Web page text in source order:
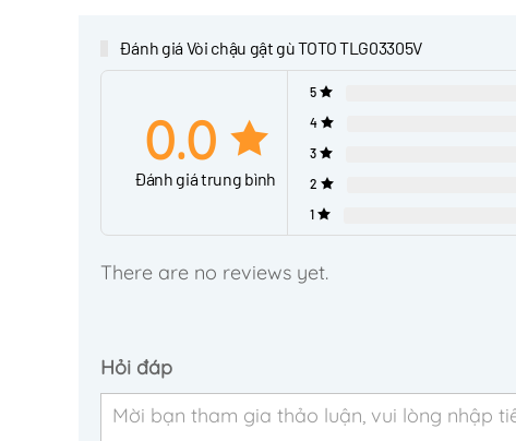
Đánh giá Vòi chậu gật gù TOTO TLG03305V
0.0
Đánh giá trung bình
5
4
3
2
1
There are no reviews yet.
Hỏi đáp